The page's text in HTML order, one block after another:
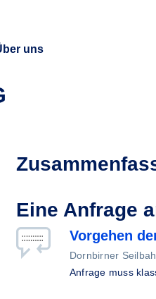
uns
Eine Anfrage
Vorgehen
Dornbirner
Anfrage muss